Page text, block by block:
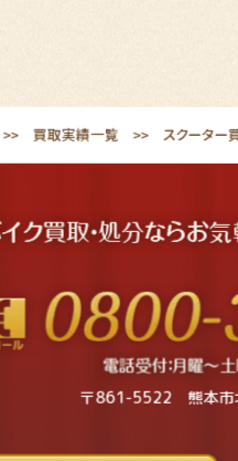
買取実績一覧 スクータ
〒861-5522 熊本市